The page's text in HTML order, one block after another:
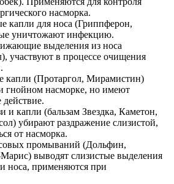
насморка.
капли для носа (Гриппферон,
уничтожают инфекцию.
выделения из носа
участвуют в процессе очищения
капли (Протаргол, Мирамистин)
гнойном насморке, но имеют
действие.
и капли (бальзам Звездка, Каметон,
убирают раздражение слизистой,
от насморка.
промываний (Дольфин,
выводят слизистые выделения
носа, применяются при